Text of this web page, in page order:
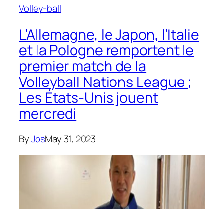
Volley-ball
L’Allemagne, le Japon, l’Italie
et la Pologne remportent le
premier match de la
Volleyball Nations League ;
Les États-Unis jouent
mercredi
ByJosMay 31, 2023